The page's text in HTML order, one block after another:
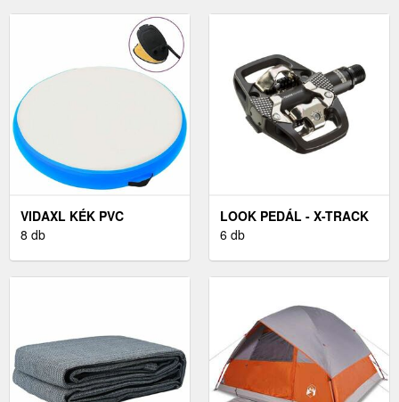
VIDAXL KÉK PVC
FELFÚJHATÓ
8 db
LOOK PEDÁL - X-TRACK
EN-RAGE - FEKETE
6 db